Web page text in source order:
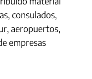
consulados,
aeropuertos,
empresas